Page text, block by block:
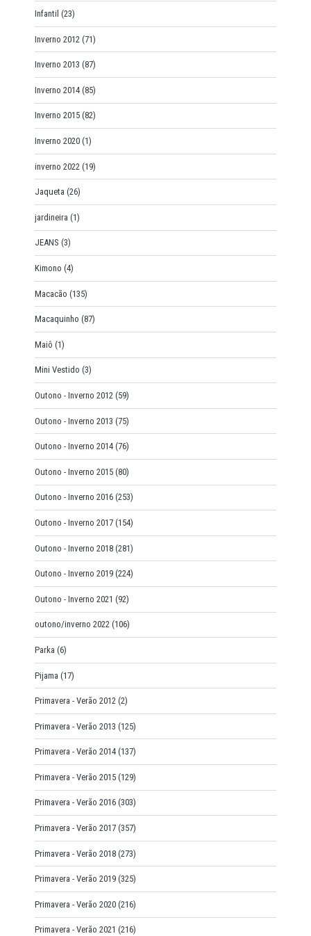
Infantil (23)
Inverno 2012 (71)
Inverno 2013 (87)
Inverno 2014 (85)
Inverno 2015 (82)
Inverno 2020 (1)
inverno 2022 (19)
Jaqueta (26)
jardineira (1)
JEANS (3)
Kimono (4)
Macacão (135)
Macaquinho (87)
Maiô (1)
Mini Vestido (3)
Outono - Inverno 2012 (59)
Outono - Inverno 2013 (75)
Outono - Inverno 2014 (76)
Outono - Inverno 2015 (80)
Outono - Inverno 2016 (253)
Outono - Inverno 2017 (154)
Outono - Inverno 2018 (281)
Outono - Inverno 2019 (224)
Outono - Inverno 2021 (92)
outono/inverno 2022 (106)
Parka (6)
Pijama (17)
Primavera - Verão 2012 (2)
Primavera - Verão 2013 (125)
Primavera - Verão 2014 (137)
Primavera - Verão 2015 (129)
Primavera - Verão 2016 (303)
Primavera - Verão 2017 (357)
Primavera - Verão 2018 (273)
Primavera - Verão 2019 (325)
Primavera - Verão 2020 (216)
Primavera - Verão 2021 (216)